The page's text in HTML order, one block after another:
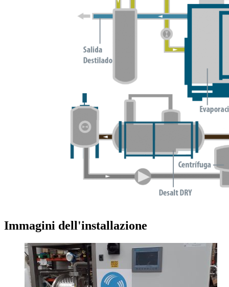
Immagini dell'installazione